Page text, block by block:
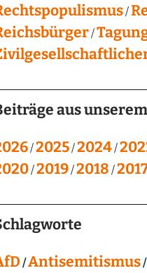
aus
2025 2024
2019 2018
Antisemitismus